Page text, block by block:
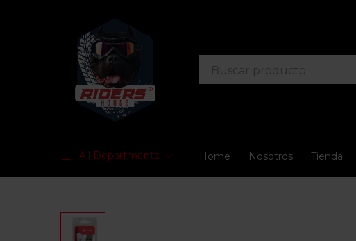
All Departments Home Nosotros Tienda